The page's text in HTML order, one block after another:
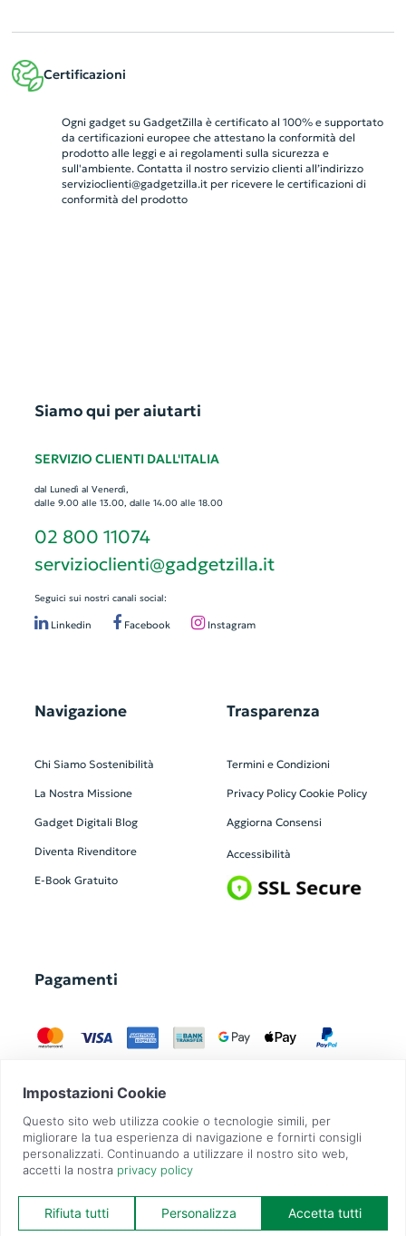
Certificazioni
Ogni gadget su GadgetZilla è certificato al 100% e supportato
da certificazioni europee che attestano la conformità del
prodotto alle leggi e ai regolamenti sulla sicurezza e
sull'ambiente. Contatta il nostro servizio clienti all’indirizzo
servizioclienti@gadgetzilla.itper ricevere le certificazioni di
conformità del prodotto
Siamo qui per aiutarti
SERVIZIO CLIENTI DALL'ITALIA
dal Lunedì al Venerdì,
dalle 9.00 alle 13.00, dalle 14.00 alle 18.00
02 800 11074
servizioclienti@gadgetzilla.it
Seguici sui nostri canali social:
Linkedin Facebook Instagram
Navigazione
Chi Siamo Sostenibilità
La Nostra Missione
Gadget Digitali Blog
Diventa Rivenditore
E-Book Gratuito
Trasparenza
Termini e Condizioni
Privacy Policy Cookie Policy
Aggiorna Consensi
Accessibilità
Pagamenti
GadgetZilla è un Brand di Overbi S.r.l.| realizzato con Contit
| © 2026 Tutti
i diritti riservati | P.IVA: 09351560967